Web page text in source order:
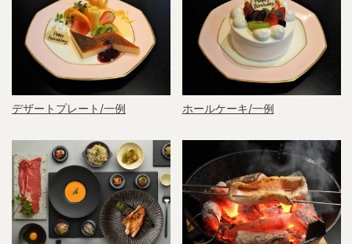
デザートプレート/一例 ホールケーキ/一例